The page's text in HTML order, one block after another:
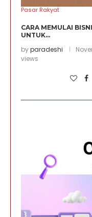
Pasar Rakyat
CARA MEMULAI
UNTUK...
byparadeshi
views